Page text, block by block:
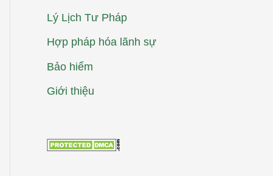
Lý Lịch Tư Pháp
Hợp pháp hóa lãnh sự
Bảo hiểm
Giới thiệu